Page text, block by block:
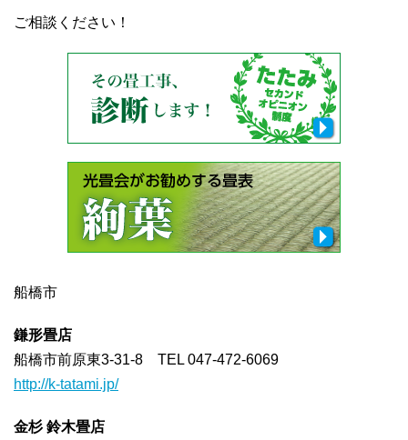
ご相談ください！
船橋市
鎌形畳店
船橋市前原東3-31-8 TEL 047-472-6069
http://k-tatami.jp/
金杉 鈴木畳店